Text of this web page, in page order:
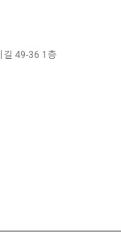
길 49-36 1층